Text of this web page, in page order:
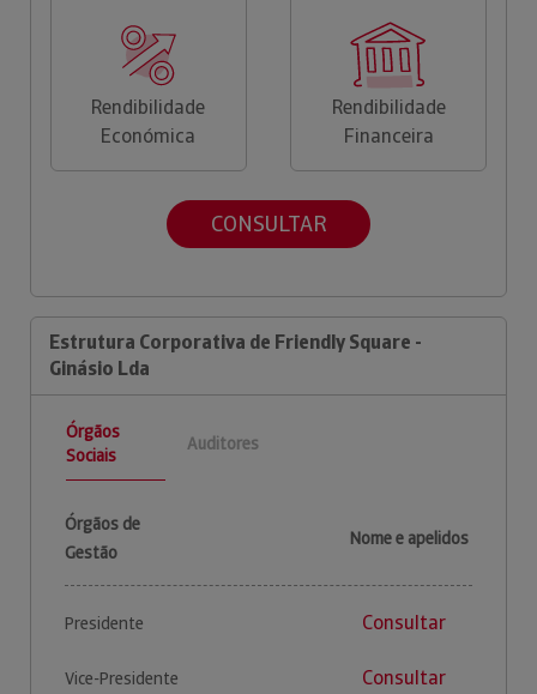
Rendibilidade
Económica
Rendibilidade
Financeira
CONSULTAR
Estrutura Corporativa de Friendly Square -
Ginásio Lda
Órgãos
Sociais
Auditores
Órgãos de
Gestão
Nome e apelidos
Presidente Consultar
Vice-Presidente Consultar